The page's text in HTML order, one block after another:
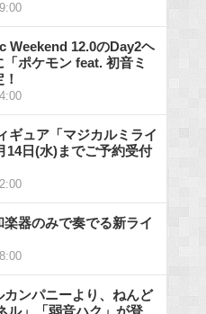
Weekend 12.0のDay2ヘ
ポケモン feat. 初音ミ
ギュア「マジカルミライ
14日(水)までご予約受付
器のみで奏でる新ライ
カンパニーより、ねんど
ル」「弱音ハク」が登